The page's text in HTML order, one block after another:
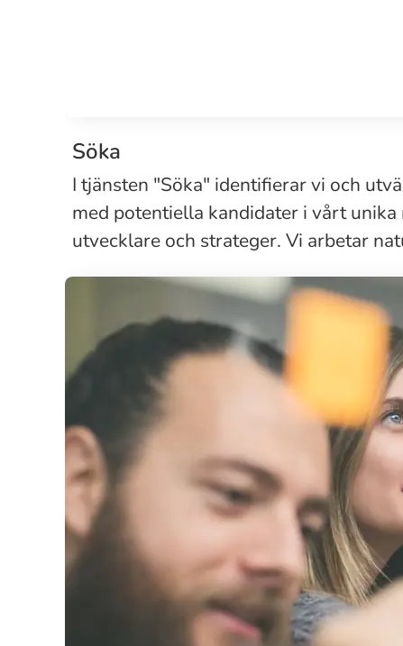
Söka
I tjänsten "Söka" identifierar vi och
med potentiella kandidater i vårt
utvecklare och strateger. Vi arbetar